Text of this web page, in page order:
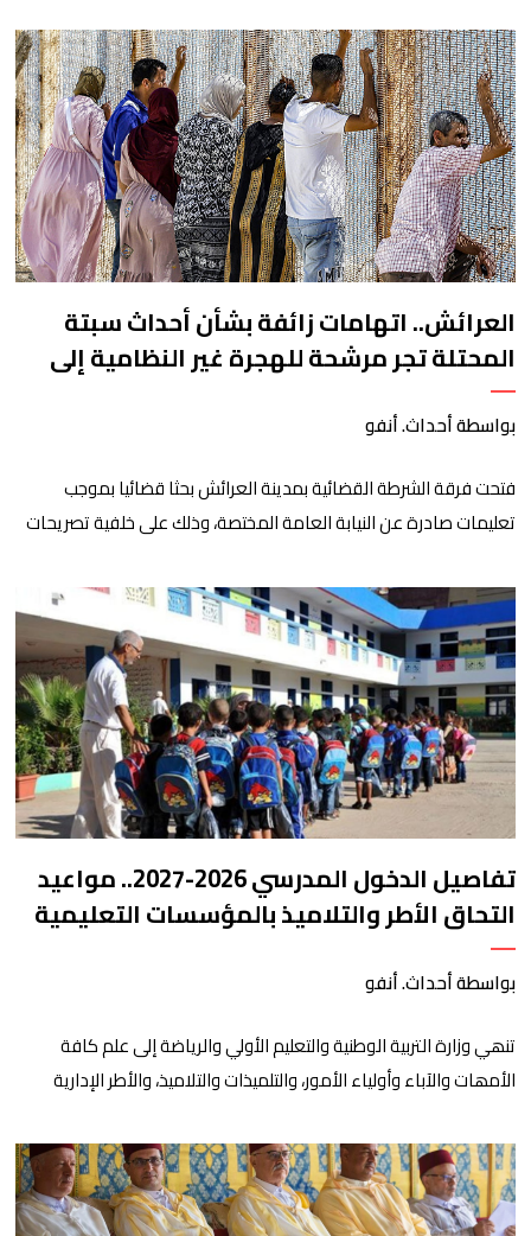
العرائش.. اتهامات زائفة بشأن أحداث سبتة
المحتلة تجر مرشحة للهجرة غير النظامية إلى
القضاء
بواسطة أحداث. أنفو
فتحت فرقة الشرطة القضائية بمدينة العرائش بحثا قضائيا بموجب
تعليمات صادرة عن النيابة العامة المختصة، وذلك على خلفية تصريحات
وأعادت تداولها حسابات على شبكات التواصل الاجتماعي. وكانت
السيدة المذكورة قد صرحت بمعطيات مضللة، واتهامات كيدية، تدعي
فيها بأن جهات رسمية هي من فتحت الحدود في […]
تفاصيل الدخول المدرسي 2026-2027.. مواعيد
التحاق الأطر والتلاميذ بالمؤسسات التعليمية
بواسطة أحداث. أنفو
تنھي وزارة التربیة الوطنیة والتعلیم الأولي والریاضة إلى علم كافة
الأمھات والآباء وأولیاء الأمور، والتلمیذات والتلامیذ، والأطر الإداریة
2027 سیتم في موعده الرسمي المحدد سلفا طبقا لمقتضیات المقرر
الوزاري رقم 047.26 الصادر بتاریخ 3 یولیوز 2026 بشأن تنظیم السنة
الدراسیة. وأوضحت الوزارة، في بلاغ، أن أطر […]